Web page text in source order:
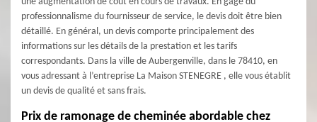
professionnalisme du fournisseur de service, le devis doit être bien
détaillé. En général, un devis comporte principalement des
informations sur les détails de la prestation et les tarifs
correspondants. Dans la ville de Aubergenville, dans le 78410, en
vous adressant à l’entreprise La Maison STENEGRE , elle vous établit
un devis de qualité et sans frais.
Prix de ramonage de cheminée abordable chez